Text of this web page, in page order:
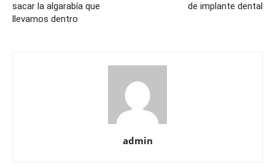
sacar la algarabía que
llevamos dentro
de implante dental
admin